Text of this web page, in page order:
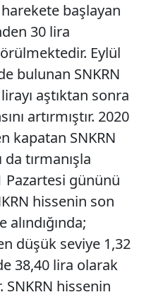
başlayan
30 lira
Eylül
bulunan SNKRN
lirayı aştıktan sonra
artırmıştır. 2020
kapatan SNKRN
da tırmanışla
Pazartesi gününü
hissenin son
düşük seviye 1,32
38,40 lira olarak
SNKRN hissenin